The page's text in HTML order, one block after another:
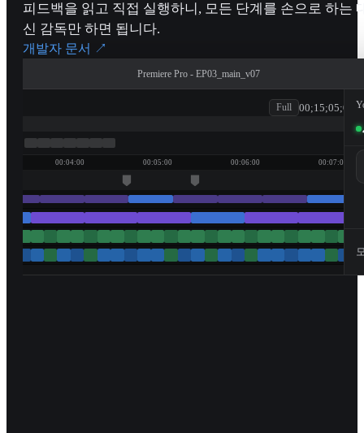
피드백을 읽고 직접 실행하니, 모든 단계를 손으로 하는
신 감독만 하면 됩니다.
개발자 문서 ↗
Premiere Pro - EP03_main_v07
Full 00;15;05;00
00:04:00 00:05:00 00:06:00 00:07:00